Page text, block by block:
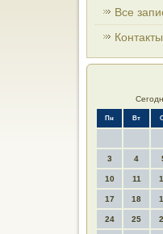
Все
Контакты
Пн Вт
3 4
10 11
17 18
24 25